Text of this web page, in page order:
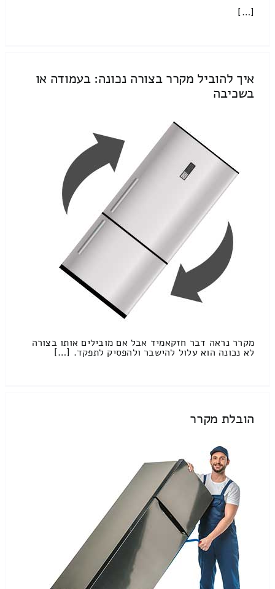
[…]
איך להוביל מקרר בצורה נכונה: בעמודה או
בשכיבה
מקרר נראה דבר חזקאמיד אבל אם מובילים אותו בצורה
לא נכונה הוא עלול להישבר ולהפסיק לתפקד. […]
הובלת מקרר